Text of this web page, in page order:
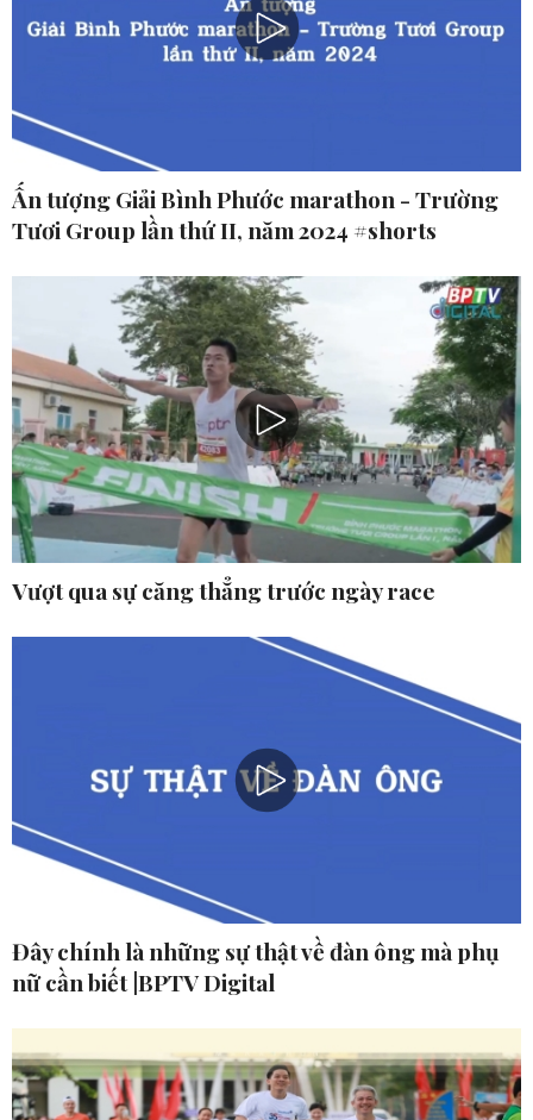
Ấn tượng Giải Bình Phước marathon - Trường
Tươi Group lần thứ II, năm 2024 #shorts
Vượt qua sự căng thẳng trước ngày race
Đây chính là những sự thật về đàn ông mà phụ
nữ cần biết |BPTV Digital